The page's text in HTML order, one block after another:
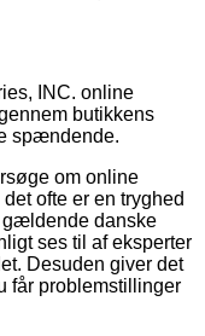
INC. online
butikkens
spændende.
om online
ofte er en tryghed
gældende danske
ses til af eksperter
Desuden giver det
får problemstillinger